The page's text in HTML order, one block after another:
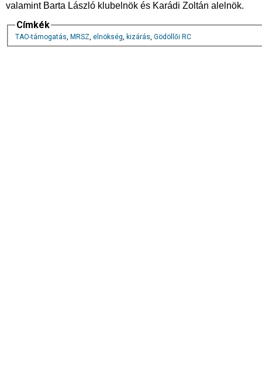
valamint Barta László klubelnök és Karádi Zoltán alelnök.
Címkék
TAO-támogatás, MRSZ, elnökség, kizárás, Gödöllői RC